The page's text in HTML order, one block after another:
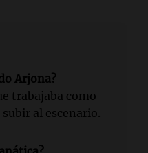
Arjona?
trabajaba como
al escenario.